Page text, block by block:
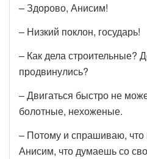
– Здорово, Анисим!
– Низкий поклон, государь!
– Как дела строительные?
продвинулись?
– Двигаться быстро не
болотные, нехоженые.
– Потому и спрашиваю,
Анисим, что думаешь со